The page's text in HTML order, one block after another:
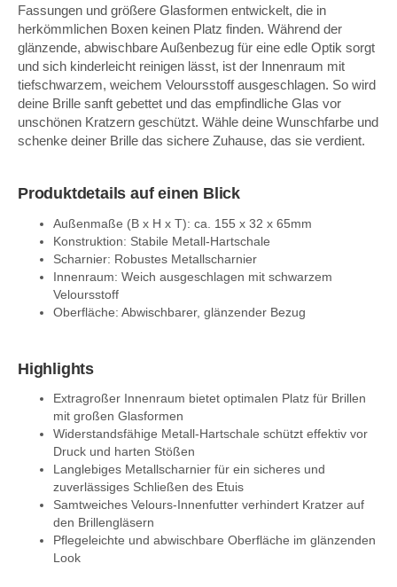
Fassungen und größere Glasformen entwickelt, die in
herkömmlichen Boxen keinen Platz finden. Während der
glänzende, abwischbare Außenbezug für eine edle Optik sorgt
und sich kinderleicht reinigen lässt, ist der Innenraum mit
tiefschwarzem, weichem Veloursstoff ausgeschlagen. So wird
deine Brille sanft gebettet und das empfindliche Glas vor
unschönen Kratzern geschützt. Wähle deine Wunschfarbe und
schenke deiner Brille das sichere Zuhause, das sie verdient.
Produktdetails auf einen Blick
Außenmaße (B x H x T): ca. 155 x 32 x 65mm
Konstruktion: Stabile Metall-Hartschale
Scharnier: Robustes Metallscharnier
Innenraum: Weich ausgeschlagen mit schwarzem
Veloursstoff
Oberfläche: Abwischbarer, glänzender Bezug
Highlights
Extragroßer Innenraum bietet optimalen Platz für Brillen
mit großen Glasformen
Widerstandsfähige Metall-Hartschale schützt effektiv vor
Druck und harten Stößen
Langlebiges Metallscharnier für ein sicheres und
zuverlässiges Schließen des Etuis
Samtweiches Velours-Innenfutter verhindert Kratzer auf
den Brillengläsern
Pflegeleichte und abwischbare Oberfläche im glänzenden
Look